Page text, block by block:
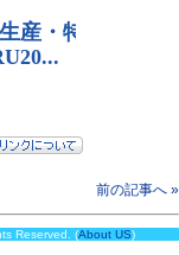
前の記事へ »
Reserved. (About US)